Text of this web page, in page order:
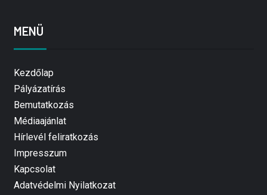
MENÜ
Kezdőlap
Pályázatírás
Bemutatkozás
Médiaajánlat
Hírlevél feliratkozás
Impresszum
Kapcsolat
Adatvédelmi Nyilatkozat